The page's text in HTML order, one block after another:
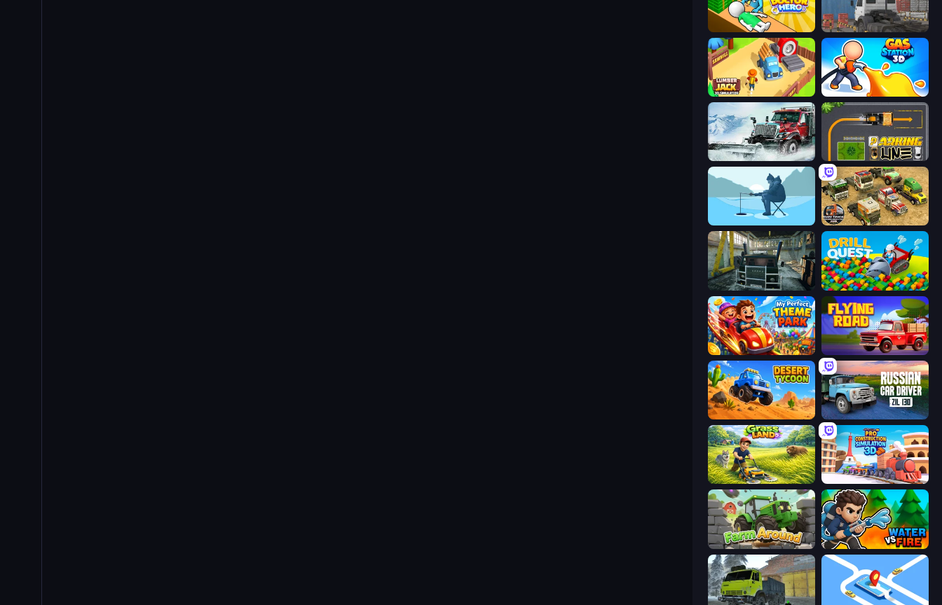
Doctor Hero Truck Space
Lumberjack 3D Simulator Gas Station 3D
Snow Plow Truck Parking Line
Euro Truck Driving Simulator 2025
Kamaz Truck Driver Drill Quest
My Perfect Theme Park Flying Road
Desert Tycoon Russian Car Driver ZIL 130
Grass Land Pro Construction: Simulation 3D
Farm Around Water vs Fire